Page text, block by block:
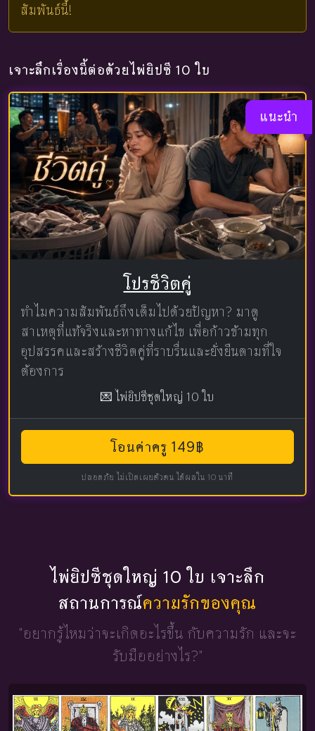
สัมพันธ์นี้!
เจาะลึกเรื่องนี้ต่อด้วยไพ่ยิปซี 10 ใบ
แนะนำ
โปรชีวิตคู่
ทำไมความสัมพันธ์ถึงเต็มไปด้วยปัญหา? มาดู
สาเหตุที่แท้จริงและหาทางแก้ไข เพื่อก้าวข้ามทุก
อุปสรรคและสร้างชีวิตคู่ที่ราบรื่นและยั่งยืนตามที่ใจ
ต้องการ
💌 ไพ่ยิปซีชุดใหญ่ 10 ใบ
โอนค่าครู 149฿
ปลอดภัย ไม่เปิดเผยตัวตน ได้ผลใน 10 นาที
ไพ่ยิปซีชุดใหญ่ 10 ใบ เจาะลึก
สถานการณ์ความรักของคุณ
"อยากรู้ไหมว่าจะเกิดอะไรขึ้น กับความรัก และจะ
รับมืออย่างไร?"